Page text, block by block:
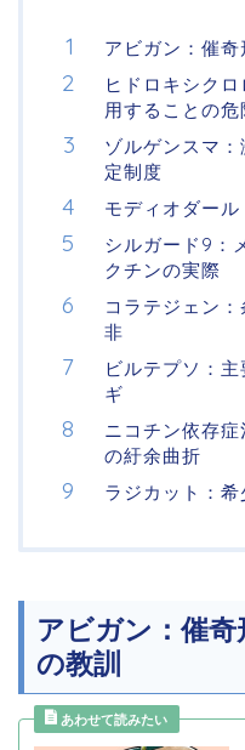
アビガン：催
ヒドロキシク
用することの危
ゾルゲンスマ
定制度
モディオダー
シルガード9：
クチンの実際
コラテジェン
非
ビルテプソ：
ギ
ニコチン依存
の紆余曲折
ラジカット：
アビガン：催
の教訓